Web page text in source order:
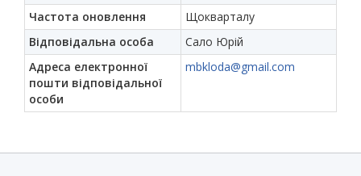
Частота оновлення
Щокварталу
Відповідальна особа
Сало Юрій
Адреса електронної
пошти відповідальної
особи
mbkloda@gmail.com